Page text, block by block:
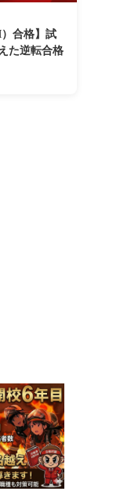
）合格】試
た逆転合格